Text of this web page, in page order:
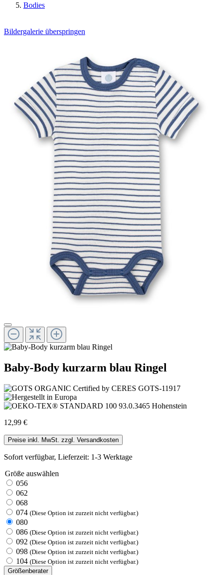
Bodies
Bildergalerie überspringen
Baby-Body kurzarm blau Ringel
12,99 €
Preise inkl. MwSt. zzgl. Versandkosten
Sofort verfügbar, Lieferzeit: 1-3 Werktage
Größe auswählen
056
062
068
074 (Diese Option ist zurzeit nicht verfügbar.)
080
086 (Diese Option ist zurzeit nicht verfügbar.)
092 (Diese Option ist zurzeit nicht verfügbar.)
098 (Diese Option ist zurzeit nicht verfügbar.)
104 (Diese Option ist zurzeit nicht verfügbar.)
Größenberater